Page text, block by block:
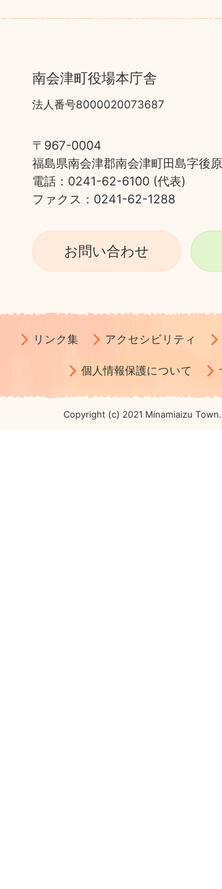
南会津町役場本庁舎
法人番号8000020073687
〒967-0004
福島県南会津郡南会津町田島字後
電話：0241-62-6100 (代表)
ファクス：0241-62-1288
お問い合わせ
リンク集 アクセシビリティ
個人情報保護について
Copyright (c) 2021 Minamiaizu